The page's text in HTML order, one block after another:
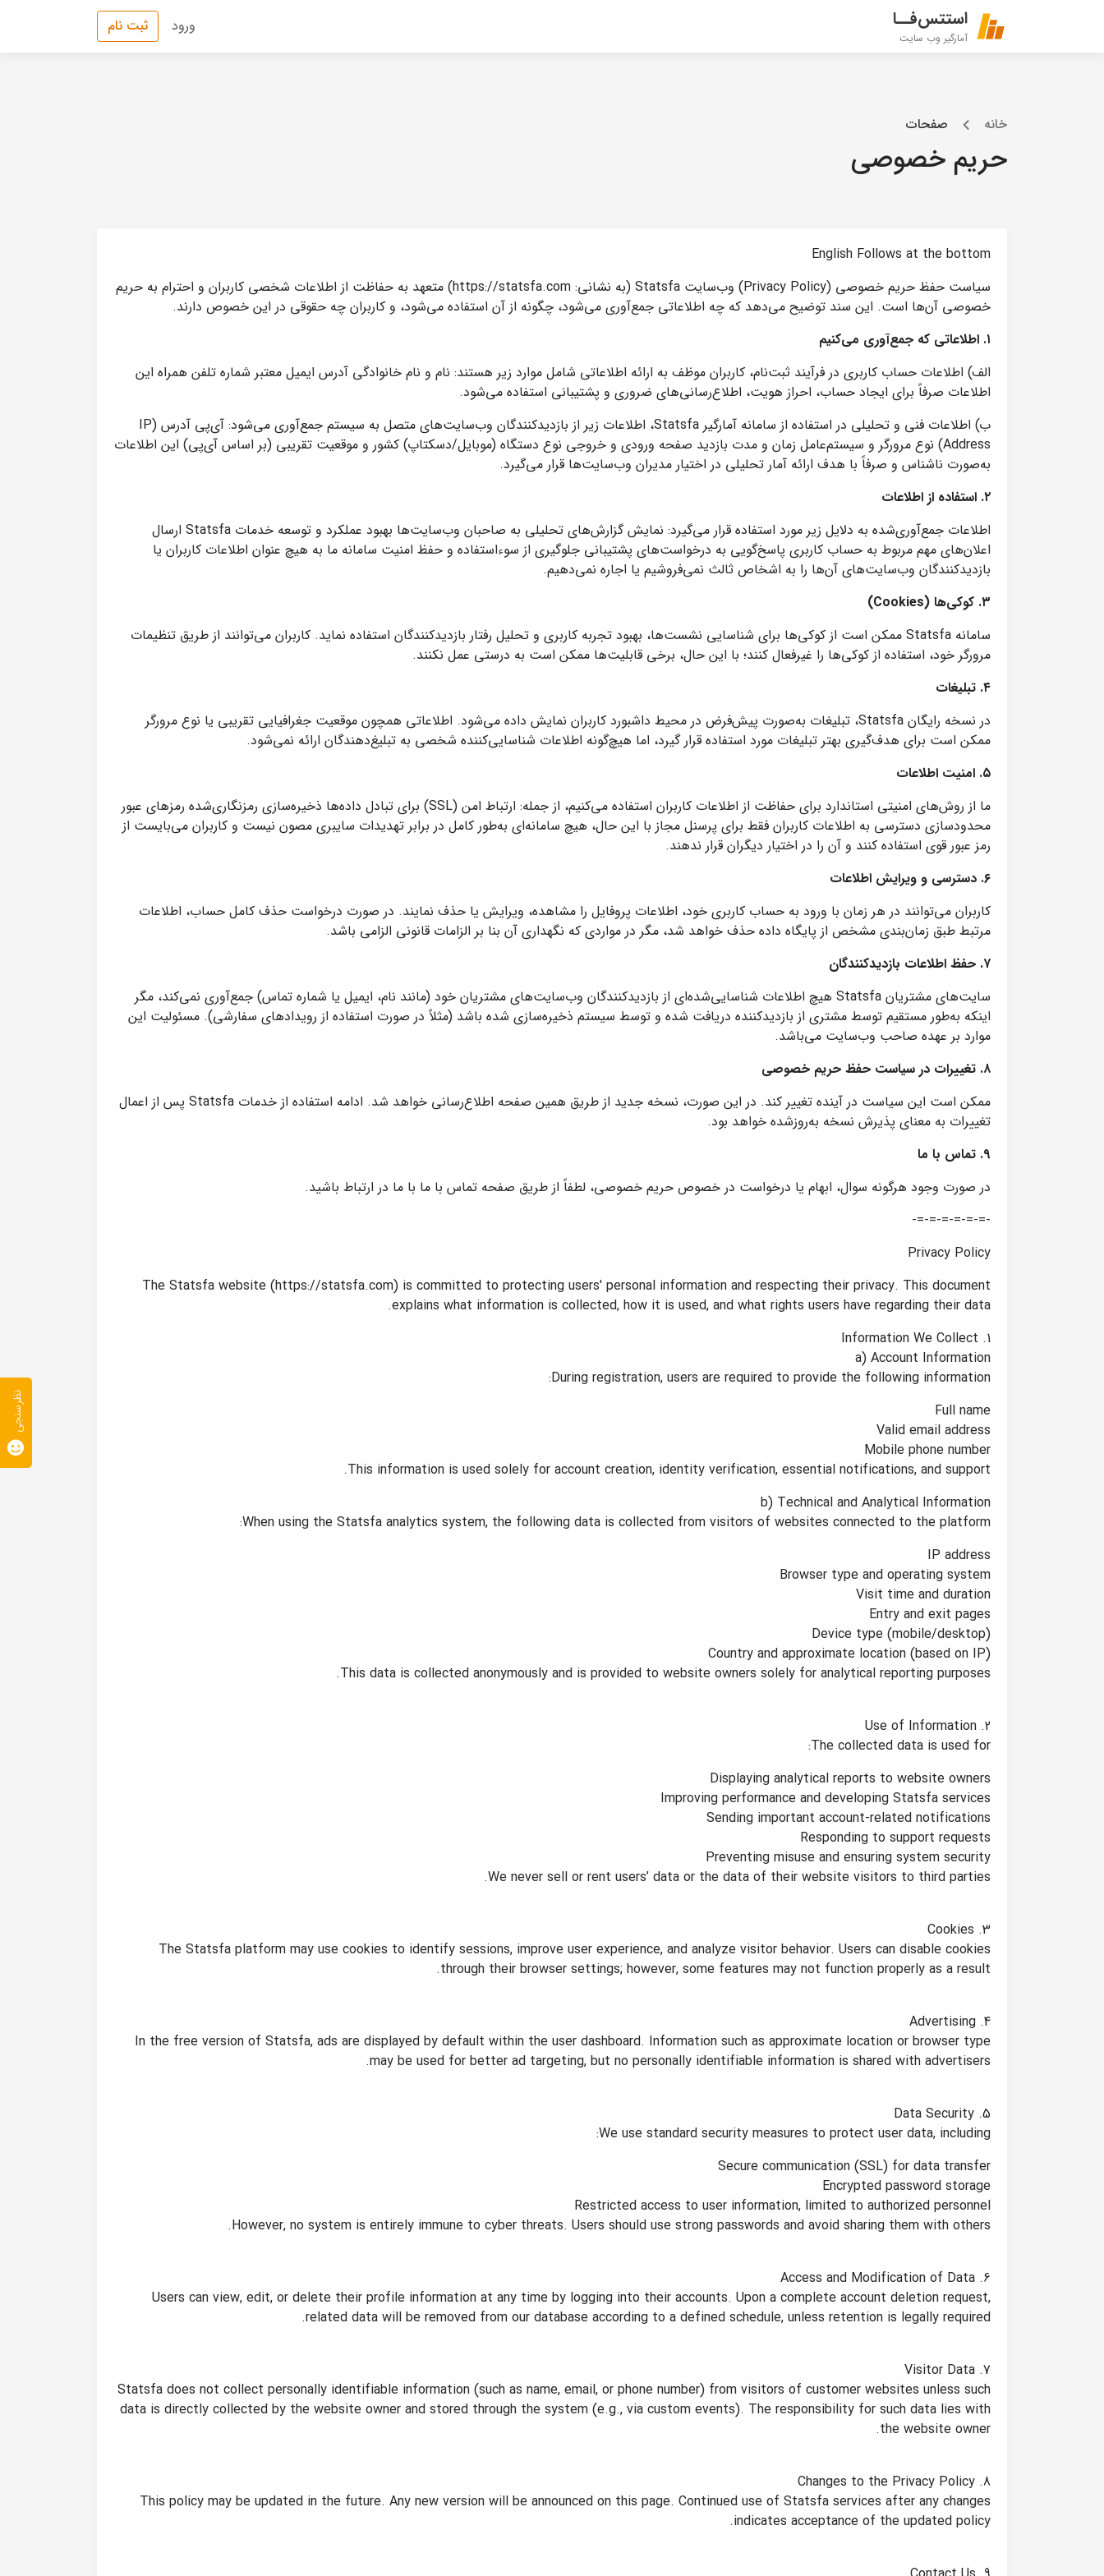
استتس‌فــا
آمارگیر وب سایت
ورود ثبت نام
خانه صفحات
حریم خصوصی
English Follows at the bottom
سیاست حفظ حریم خصوصی (Privacy Policy) وب‌سایت Statsfa (به نشانی: https://statsfa.com) متعهد به حفاظت از اطلاعات شخصی کاربران و احترام به حریم
خصوصی آن‌ها است. این سند توضیح می‌دهد که چه اطلاعاتی جمع‌آوری می‌شود، چگونه از آن استفاده می‌شود، و کاربران چه حقوقی در این خصوص دارند.
۱. اطلاعاتی که جمع‌آوری می‌کنیم
الف) اطلاعات حساب کاربری در فرآیند ثبت‌نام، کاربران موظف به ارائه اطلاعاتی شامل موارد زیر هستند: نام و نام خانوادگی آدرس ایمیل معتبر شماره تلفن همراه این
اطلاعات صرفاً برای ایجاد حساب، احراز هویت، اطلاع‌رسانی‌های ضروری و پشتیبانی استفاده می‌شود.
ب) اطلاعات فنی و تحلیلی در استفاده از سامانه آمارگیر Statsfa، اطلاعات زیر از بازدیدکنندگان وب‌سایت‌های متصل به سیستم جمع‌آوری می‌شود: آی‌پی آدرس (IP
Address) نوع مرورگر و سیستم‌عامل زمان و مدت بازدید صفحه ورودی و خروجی نوع دستگاه (موبایل/دسکتاپ) کشور و موقعیت تقریبی (بر اساس آی‌پی) این اطلاعات
به‌صورت ناشناس و صرفاً با هدف ارائه آمار تحلیلی در اختیار مدیران وب‌سایت‌ها قرار می‌گیرد.
۲. استفاده از اطلاعات
اطلاعات جمع‌آوری‌شده به دلایل زیر مورد استفاده قرار می‌گیرد: نمایش گزارش‌های تحلیلی به صاحبان وب‌سایت‌ها بهبود عملکرد و توسعه خدمات Statsfa ارسال
اعلان‌های مهم مربوط به حساب کاربری پاسخ‌گویی به درخواست‌های پشتیبانی جلوگیری از سوءاستفاده و حفظ امنیت سامانه ما به هیچ عنوان اطلاعات کاربران یا
بازدیدکنندگان وب‌سایت‌های آن‌ها را به اشخاص ثالث نمی‌فروشیم یا اجاره نمی‌دهیم.
۳. کوکی‌ها (Cookies)
سامانه Statsfa ممکن است از کوکی‌ها برای شناسایی نشست‌ها، بهبود تجربه کاربری و تحلیل رفتار بازدیدکنندگان استفاده نماید. کاربران می‌توانند از طریق تنظیمات
مرورگر خود، استفاده از کوکی‌ها را غیرفعال کنند؛ با این حال، برخی قابلیت‌ها ممکن است به درستی عمل نکنند.
۴. تبلیغات
در نسخه رایگان Statsfa، تبلیغات به‌صورت پیش‌فرض در محیط داشبورد کاربران نمایش داده می‌شود. اطلاعاتی همچون موقعیت جغرافیایی تقریبی یا نوع مرورگر
ممکن است برای هدف‌گیری بهتر تبلیغات مورد استفاده قرار گیرد، اما هیچ‌گونه اطلاعات شناسایی‌کننده شخصی به تبلیغ‌دهندگان ارائه نمی‌شود.
۵. امنیت اطلاعات
ما از روش‌های امنیتی استاندارد برای حفاظت از اطلاعات کاربران استفاده می‌کنیم، از جمله: ارتباط امن (SSL) برای تبادل داده‌ها ذخیره‌سازی رمزنگاری‌شده رمزهای عبور
محدودسازی دسترسی به اطلاعات کاربران فقط برای پرسنل مجاز با این حال، هیچ سامانه‌ای به‌طور کامل در برابر تهدیدات سایبری مصون نیست و کاربران می‌بایست از
رمز عبور قوی استفاده کنند و آن را در اختیار دیگران قرار ندهند.
۶. دسترسی و ویرایش اطلاعات
کاربران می‌توانند در هر زمان با ورود به حساب کاربری خود، اطلاعات پروفایل را مشاهده، ویرایش یا حذف نمایند. در صورت درخواست حذف کامل حساب، اطلاعات
مرتبط طبق زمان‌بندی مشخص از پایگاه داده حذف خواهد شد، مگر در مواردی که نگهداری آن بنا بر الزامات قانونی الزامی باشد.
۷. حفظ اطلاعات بازدیدکنندگان
سایت‌های مشتریان Statsfa هیچ اطلاعات شناسایی‌شده‌ای از بازدیدکنندگان وب‌سایت‌های مشتریان خود (مانند نام، ایمیل یا شماره تماس) جمع‌آوری نمی‌کند، مگر
اینکه به‌طور مستقیم توسط مشتری از بازدیدکننده دریافت شده و توسط سیستم ذخیره‌سازی شده باشد (مثلاً در صورت استفاده از رویدادهای سفارشی). مسئولیت این
موارد بر عهده صاحب وب‌سایت می‌باشد.
۸. تغییرات در سیاست حفظ حریم خصوصی
ممکن است این سیاست در آینده تغییر کند. در این صورت، نسخه جدید از طریق همین صفحه اطلاع‌رسانی خواهد شد. ادامه استفاده از خدمات Statsfa پس از اعمال
تغییرات به معنای پذیرش نسخه به‌روزشده خواهد بود.
۹. تماس با ما
در صورت وجود هرگونه سوال، ابهام یا درخواست در خصوص حریم خصوصی، لطفاً از طریق صفحه تماس با ما با ما در ارتباط باشید.
-=-=-=-=-=-=-
Privacy Policy
The Statsfa website (https://statsfa.com) is committed to protecting users' personal information and respecting their privacy. This document
explains what information is collected, how it is used, and what rights users have regarding their data.
1. Information We Collect
a) Account Information
During registration, users are required to provide the following information:
Full name
Valid email address
Mobile phone number
This information is used solely for account creation, identity verification, essential notifications, and support.
b) Technical and Analytical Information
When using the Statsfa analytics system, the following data is collected from visitors of websites connected to the platform:
IP address
Browser type and operating system
Visit time and duration
Entry and exit pages
Device type (mobile/desktop)
Country and approximate location (based on IP)
This data is collected anonymously and is provided to website owners solely for analytical reporting purposes.
2. Use of Information
The collected data is used for:
Displaying analytical reports to website owners
Improving performance and developing Statsfa services
Sending important account-related notifications
Responding to support requests
Preventing misuse and ensuring system security
We never sell or rent users’ data or the data of their website visitors to third parties.
3. Cookies
The Statsfa platform may use cookies to identify sessions, improve user experience, and analyze visitor behavior. Users can disable cookies
through their browser settings; however, some features may not function properly as a result.
4. Advertising
In the free version of Statsfa, ads are displayed by default within the user dashboard. Information such as approximate location or browser type
may be used for better ad targeting, but no personally identifiable information is shared with advertisers.
5. Data Security
We use standard security measures to protect user data, including:
Secure communication (SSL) for data transfer
Encrypted password storage
Restricted access to user information, limited to authorized personnel
However, no system is entirely immune to cyber threats. Users should use strong passwords and avoid sharing them with others.
6. Access and Modification of Data
Users can view, edit, or delete their profile information at any time by logging into their accounts. Upon a complete account deletion request,
related data will be removed from our database according to a defined schedule, unless retention is legally required.
7. Visitor Data
Statsfa does not collect personally identifiable information (such as name, email, or phone number) from visitors of customer websites unless such
data is directly collected by the website owner and stored through the system (e.g., via custom events). The responsibility for such data lies with
the website owner.
8. Changes to the Privacy Policy
This policy may be updated in the future. Any new version will be announced on this page. Continued use of Statsfa services after any changes
indicates acceptance of the updated policy.
نظرسنجی